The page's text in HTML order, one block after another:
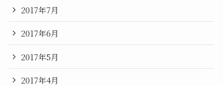
2017年7月
2017年6月
2017年5月
2017年4月